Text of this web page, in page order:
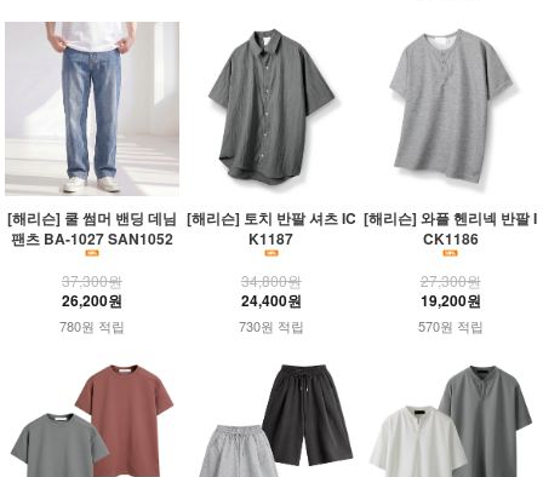
[해리슨] 쿨 썸머 밴딩 데님
팬츠 BA-1027 SAN1052
37,300원
26,200원
780원 적립
[해리슨] 토치 반팔 셔츠 IC
K1187
34,800원
24,400원
730원 적립
[해리슨] 와플 헨리넥 반팔 I
CK1186
27,300원
19,200원
570원 적립